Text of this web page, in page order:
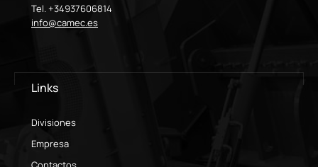
Tel. +34937606814
info@camec.es
Links
Divisiones
Empresa